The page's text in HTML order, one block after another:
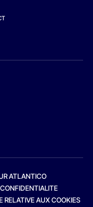
ATLANTICO
RELATIVE AUX COOKIES